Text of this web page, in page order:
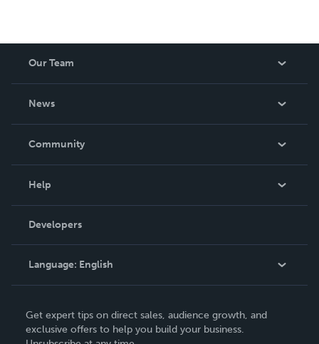
Our Team
News
In The News
Community
Podcast
Help
Order Lookup
Knowledge Base
Contact Support
Developers
Language: English
Deutsch
Get expert tips on direct sales, audience growth, and
exclusive offers to help you build your business.